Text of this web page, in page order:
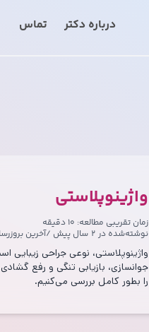
درباره‌ دکتر تماس
واژینوپلاستی
زمان تقریبی مطالعه: ۱۰ دقیقه
نوشته‌شده در ۲ سال پیش /آخرین
واژینوپلاستی، نوعی جراحی
جوانسازی، بازیابی تنگی و رفع
را بطور کامل بررسی می‌کنیم.